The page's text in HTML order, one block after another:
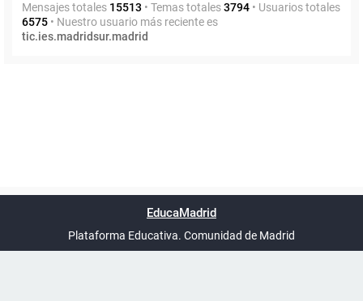
Mensajes totales 15513 • Temas totales3794 • Usuarios totales
6575 • Nuestro usuario más reciente es
tic.ies.madridsur.madrid
UTC+02:00
phpBB España
EducaMadrid
Plataforma Educativa. Comunidad de Madrid